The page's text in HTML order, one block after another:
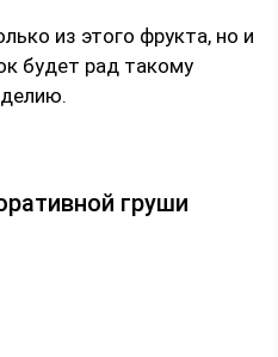
из этого фрукта, но и
будет рад такому
груши